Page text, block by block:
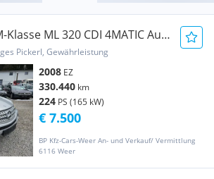
Klasse ML 320 CDI 4MATIC Aut.
Pickerl, Gewährleistung
2008 EZ
330.440 km
224 PS (165 kW)
BP Kfz-Cars-Weer An- und Verkauf/ Vermittlung
6116 Weer
€ 7.500